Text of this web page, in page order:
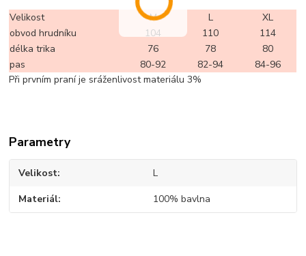
Velikost
M L
XL
obvod hrudníku
104 110
114
délka trika
76 78
80
pas
80-92 82-94
84-96
Při prvním praní je sráženlivost materiálu 3%
Parametry
Velikost L
Materiál 100% bavlna